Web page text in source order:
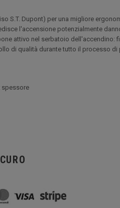
S.T. Dupont) per una migliore
l'accensione potenzialmente
attivo nel serbatoio dell'accendino:
di qualità durante tutto il processo
spessore